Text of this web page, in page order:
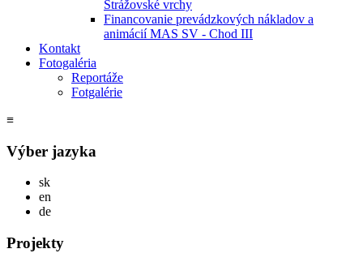
Strážovské vrchy
Financovanie prevádzkových nákladov a
animácií MAS SV - Chod III
Kontakt
Fotogaléria
Reportáže
Fotgalérie
≡
Výber jazyka
skSlovensky
en
deDeutsch
Projekty